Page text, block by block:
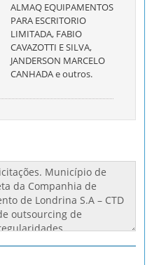
ALMAQ EQUIPAMENTOS
PARA ESCRITORIO
LIMITADA, FABIO
CAVAZOTTI E SILVA,
JANDERSON MARCELO
CANHADA e outros.